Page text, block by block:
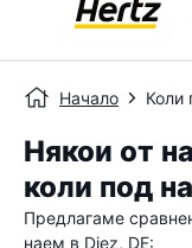
Начало Коли
Някои от
коли под
Предлагаме
наем в Diez, DE: